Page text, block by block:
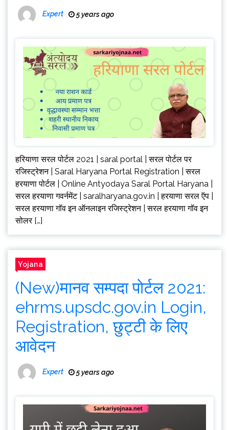
Expert 5 years ago
हरियाणा सरल पोर्टल 2021 | saral portal | सरल पोर्टल पर
रजिस्ट्रेशन | Saral Haryana Portal Registration | सरल
हरयाणा पोर्टल | Online Antyodaya Saral Portal Haryana |
सरल हरयाणा गवर्नमेंट | saralharyana.gov.in | हरयाणा सरल ऍप |
सरल हरयाणा गॉव इन ऑनलाइन रजिस्ट्रेशन | सरल हरयाणा गॉव इन
सोलर […]
Yojana
(New)मानव सम्पदा पोर्टल 2021:
ehrms.upsdc.gov.in Login,
Registration, छुट्टी के लिए
आवेदन
Expert 5 years ago